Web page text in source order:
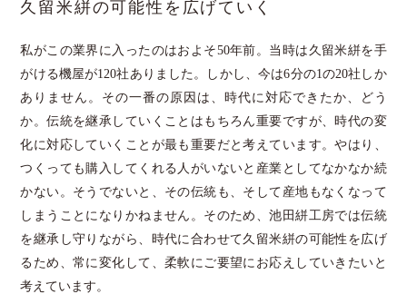
久留米絣の可能性を広げていく
私がこの業界に入ったのはおよそ50年前。当時は久留米絣を手
がける機屋が120社ありました。しかし、今は6分の1の20社しか
ありません。その一番の原因は、時代に対応できたか、どう
か。伝統を継承していくことはもちろん重要ですが、時代の変
化に対応していくことが最も重要だと考えています。やはり、
つくっても購入してくれる人がいないと産業としてなかなか続
かない。そうでないと、その伝統も、そして産地もなくなって
しまうことになりかねません。そのため、池田絣工房では伝統
を継承し守りながら、時代に合わせて久留米絣の可能性を広げ
るため、常に変化して、柔軟にご要望にお応えしていきたいと
考えています。